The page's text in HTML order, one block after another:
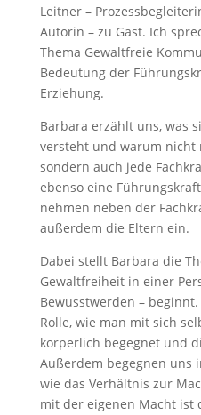
Leitner –
Autorin – zu Gast. Ich
Thema Gewaltfreie
Bedeutung der
Erziehung.
Barbara erzählt uns, was
versteht und warum
sondern auch jede
ebenso eine
nehmen neben der
außerdem die Eltern ein.
Dabei stellt Barbara die
Gewaltfreiheit in einer
Bewusstwerden –
Rolle, wie man mit sich
körperlich begegnet und
Außerdem begegnen uns
wie das Verhältnis zur
mit der eigenen Macht ist